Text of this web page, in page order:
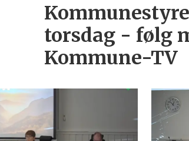
torsdag - følg
Kommune-TV